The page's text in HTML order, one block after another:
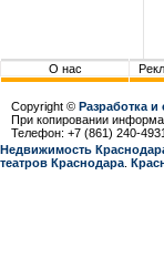
О нас
Copyright © Разработка
При копировании
Телефон: +7 (861) 240-
Недвижимость
театров Краснодара